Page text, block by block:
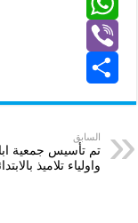
b
o
k
k
e
I
e
e
s
e
g
E
m
i
W
a
s
i
e
S
a
السابق
تم تأسيس جمعية
واولياء تلاميذ